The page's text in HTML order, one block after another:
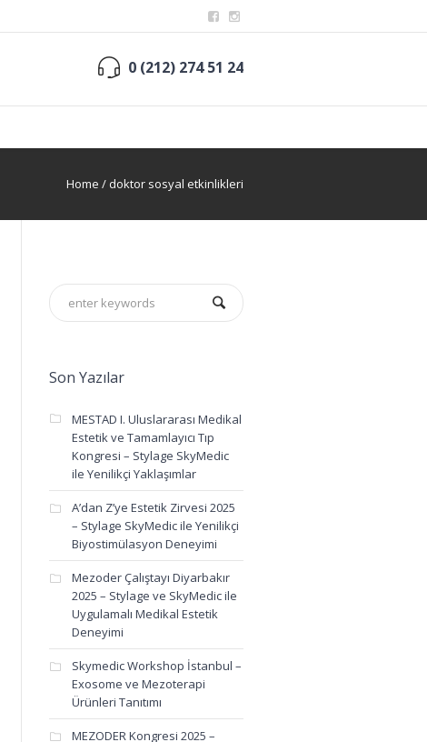
0 (212) 274 51 24
Home / doktor sosyal etkinlikleri
medikal estetik topluluğu,Sicilya gezisi 2024
Son Yazılar
MESTAD I. Uluslararası Medikal
Estetik ve Tamamlayıcı Tıp
Kongresi – Stylage SkyMedic
ile Yenilikçi Yaklaşımlar
A’dan Z’ye Estetik Zirvesi 2025
– Stylage SkyMedic ile Yenilikçi
Biyostimülasyon Deneyimi
Mezoder Çalıştayı Diyarbakır
2025 – Stylage ve SkyMedic ile
Uygulamalı Medikal Estetik
Deneyimi
Skymedic Workshop İstanbul –
Exosome ve Mezoterapi
Ürünleri Tanıtımı
MEZODER Kongresi 2025 –